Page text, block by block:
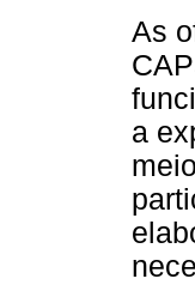
As
a